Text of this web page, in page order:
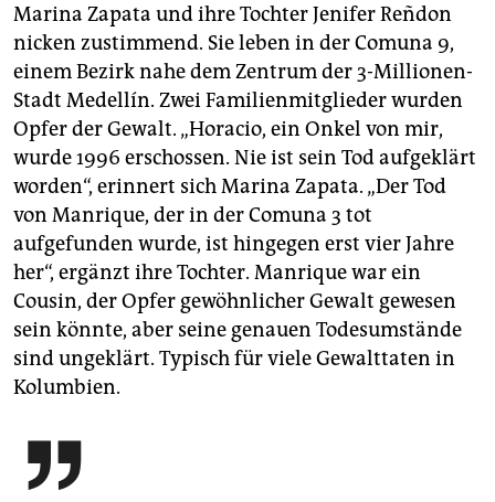
Marina Zapata und ihre Tochter Jenifer Reñdon
nicken zustimmend. Sie leben in der Comuna 9,
einem Bezirk nahe dem Zentrum der 3-Millionen-
Stadt Medellín. Zwei Familienmitglieder wurden
Opfer der Gewalt. „Horacio, ein Onkel von mir,
wurde 1996 erschossen. Nie ist sein Tod aufgeklärt
worden“, erinnert sich Marina Zapata. „Der Tod
von Manrique, der in der Comuna 3 tot
aufgefunden wurde, ist hingegen erst vier Jahre
her“, ergänzt ihre Tochter. Manrique war ein
Cousin, der Opfer gewöhnlicher Gewalt gewesen
sein könnte, aber seine genauen Todesumstände
sind ungeklärt. Typisch für viele Gewalttaten in
Kolumbien.
